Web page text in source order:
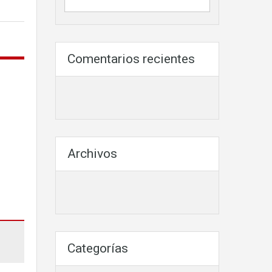
Comentarios recientes
Archivos
Categorías